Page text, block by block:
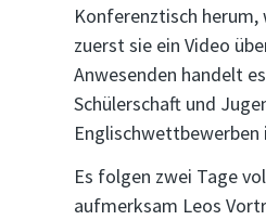
Konferenztisch
zuerst sie ein Video
Anwesenden handelt
Schülerschaft und
Englischwettbewerben
Es folgen zwei Tage
aufmerksam Leos